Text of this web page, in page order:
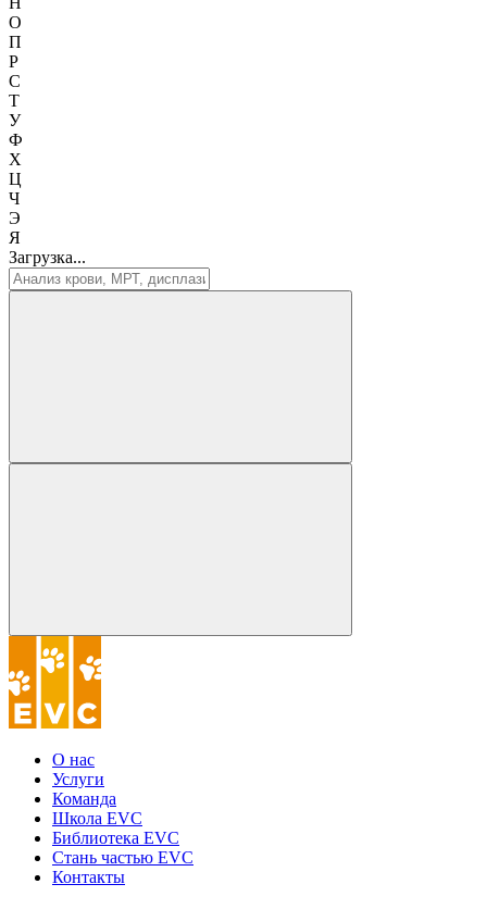
О
П
Р
С
Т
У
Ф
Х
Ц
Ч
Э
Я
Загрузка...
О нас
Услуги
Команда
Школа EVC
Библиотека EVC
Стань частью EVC
Контакты